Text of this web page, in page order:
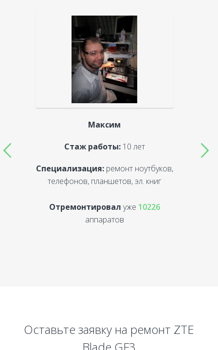
Максим
Стаж работы:10 лет
Специализация:ремонт ноутбуков,
телефонов, планшетов, эл. книг
Отремонтировал уже 10226
аппаратов
Оставьте заявку на ремонт ZTE
Blade GF3